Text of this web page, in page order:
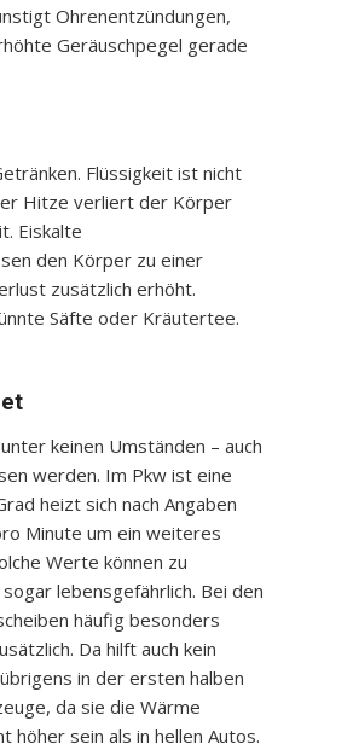
Ohrenentzündungen,
Geräuschpegel gerade
Flüssigkeit ist nicht
Hitze verliert der Körper
Eiskalte
den Körper zu einer
zusätzlich erhöht.
Säfte oder Kräutertee.
keinen Umständen – auch
werden. Im Pkw ist eine
heizt sich nach Angaben
Minute um ein weiteres
Werte können zu
lebensgefährlich. Bei den
häufig besonders
Da hilft auch kein
in der ersten halben
da sie die Wärme
höher sein als in hellen Autos.